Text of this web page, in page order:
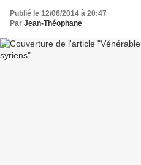
Publié le 12/06/2014 à 20:47
Par Jean-Théophane